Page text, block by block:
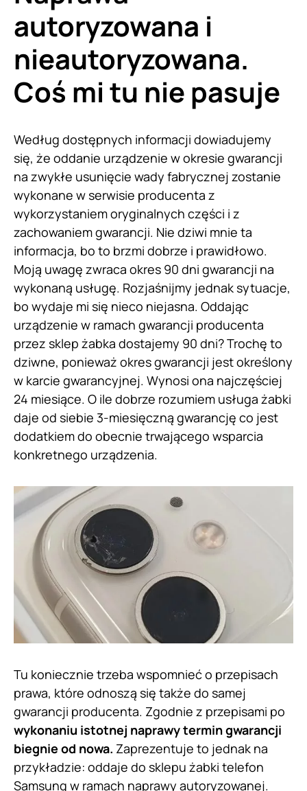
autoryzowana i
nieautoryzowana.
Coś mi tu nie pasuje
Według dostępnych informacji dowiadujemy
się, że oddanie urządzenie w okresie gwarancji
na zwykłe usunięcie wady fabrycznej zostanie
wykonane w serwisie producenta z
wykorzystaniem oryginalnych części i z
zachowaniem gwarancji. Nie dziwi mnie ta
informacja, bo to brzmi dobrze i prawidłowo.
Moją uwagę zwraca okres 90 dni gwarancji na
wykonaną usługę. Rozjaśnijmy jednak sytuacje,
bo wydaje mi się nieco niejasna. Oddając
urządzenie w ramach gwarancji producenta
przez sklep żabka dostajemy 90 dni? Trochę to
dziwne, ponieważ okres gwarancji jest określony
w karcie gwarancyjnej. Wynosi ona najczęściej
24 miesiące. O ile dobrze rozumiem usługa żabki
daje od siebie 3-miesięczną gwarancję co jest
dodatkiem do obecnie trwającego wsparcia
konkretnego urządzenia.
Tu koniecznie trzeba wspomnieć o przepisach
prawa, które odnoszą się także do samej
gwarancji producenta. Zgodnie z przepisami po
wykonaniu istotnej naprawy termin gwarancji
biegnie od nowa. Zaprezentuje to jednak na
przykładzie: oddaje do sklepu żabki telefon
Samsung w ramach naprawy autoryzowanej.